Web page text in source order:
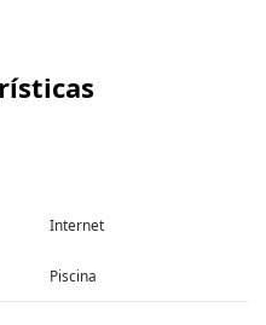
Internet
Piscina